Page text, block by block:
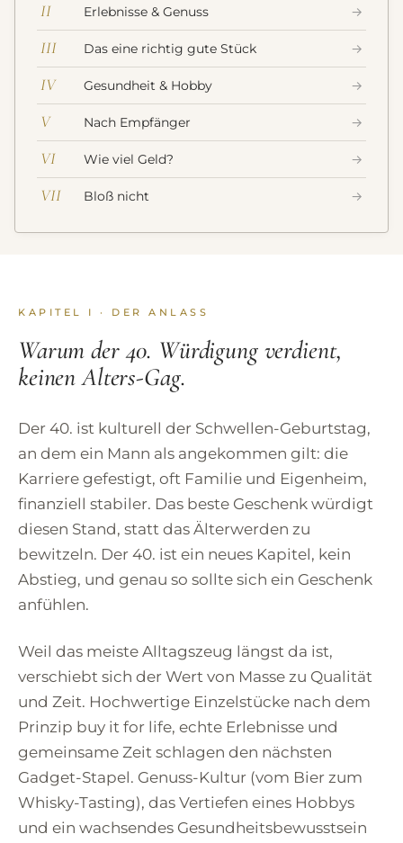
II Erlebnisse & Genuss →
III Das eine richtig gute Stück →
IV Gesundheit & Hobby →
V Nach Empfänger →
VI Wie viel Geld? →
VII Bloß nicht →
KAPITEL I · DER ANLASS
Warum der 40. Würdigung verdient,
keinen Alters-Gag.
Der 40. ist kulturell der Schwellen-Geburtstag,
an dem ein Mann als angekommen gilt: die
Karriere gefestigt, oft Familie und Eigenheim,
finanziell stabiler. Das beste Geschenk würdigt
diesen Stand, statt das Älterwerden zu
bewitzeln. Der 40. ist ein neues Kapitel, kein
Abstieg, und genau so sollte sich ein Geschenk
anfühlen.
Weil das meiste Alltagszeug längst da ist,
verschiebt sich der Wert von Masse zu Qualität
und Zeit. Hochwertige Einzelstücke nach dem
Prinzip buy it for life, echte Erlebnisse und
gemeinsame Zeit schlagen den nächsten
Gadget-Stapel. Genuss-Kultur (vom Bier zum
Whisky-Tasting), das Vertiefen eines Hobbys
und ein wachsendes Gesundheitsbewusstsein